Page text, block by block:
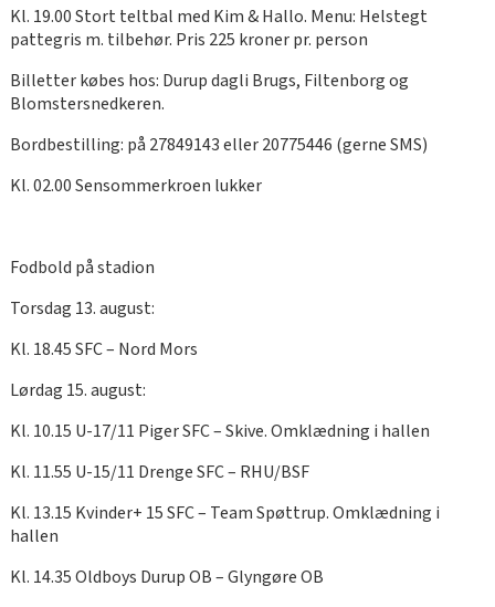
Kl. 19.00 Stort teltbal med Kim & Hallo. Menu: Helstegt
pattegris m. tilbehør. Pris 225 kroner pr. person
Billetter købes hos: Durup dagli Brugs, Filtenborg og
Blomstersnedkeren.
Bordbestilling: på 27849143 eller 20775446 (gerne SMS)
Kl. 02.00 Sensommerkroen lukker
Fodbold på stadion
Torsdag 13. august:
Kl. 18.45 SFC – Nord Mors
Lørdag 15. august:
Kl. 10.15 U-17/11 Piger SFC – Skive. Omklædning i hallen
Kl. 11.55 U-15/11 Drenge SFC – RHU/BSF
Kl. 13.15 Kvinder+ 15 SFC – Team Spøttrup. Omklædning i
hallen
Kl. 14.35 Oldboys Durup OB – Glyngøre OB